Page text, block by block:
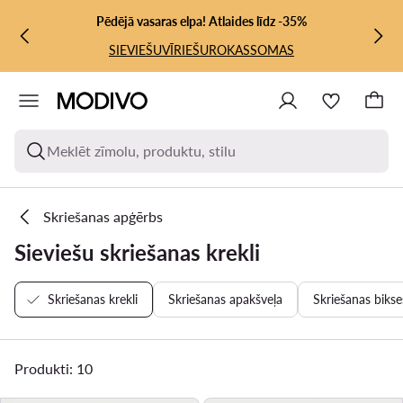
PĀRIET UZ GALVENO SATURU
PĀRIET UZ MEKLĒŠANUPēdējā vasaras elpa! Atlaides līdz -35%
SIEVIEŠUVĪRIEŠUROKASSOMAS
Meklēt zīmolu, produktu, stilu
Skriešanas apģērbs
Sieviešu skriešanas krekli
Skriešanas krekli Skriešanas apakšveļa Skriešanas
Produkti: 10